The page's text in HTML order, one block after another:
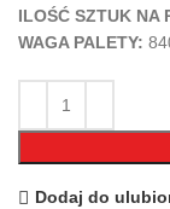
ILOŚĆ SZTUK NA
WAGA PALETY:
Dodaj do